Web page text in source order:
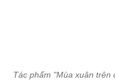
Tác phẩm "Mùa xuân trên